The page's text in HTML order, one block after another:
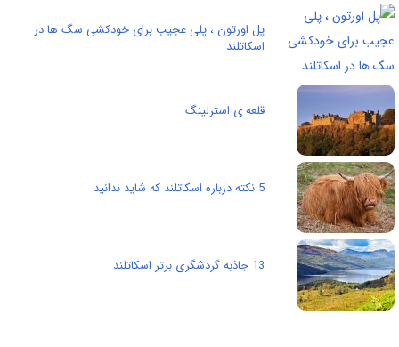
پل اورتون ، پلی عجیب برای خودکشی سگ ها در
اسکاتلند
قلعه ی استرلینگ
5 نکته درباره اسکاتلند که شاید ندانید
13 جاذبه گردشگری برتر اسکاتلند